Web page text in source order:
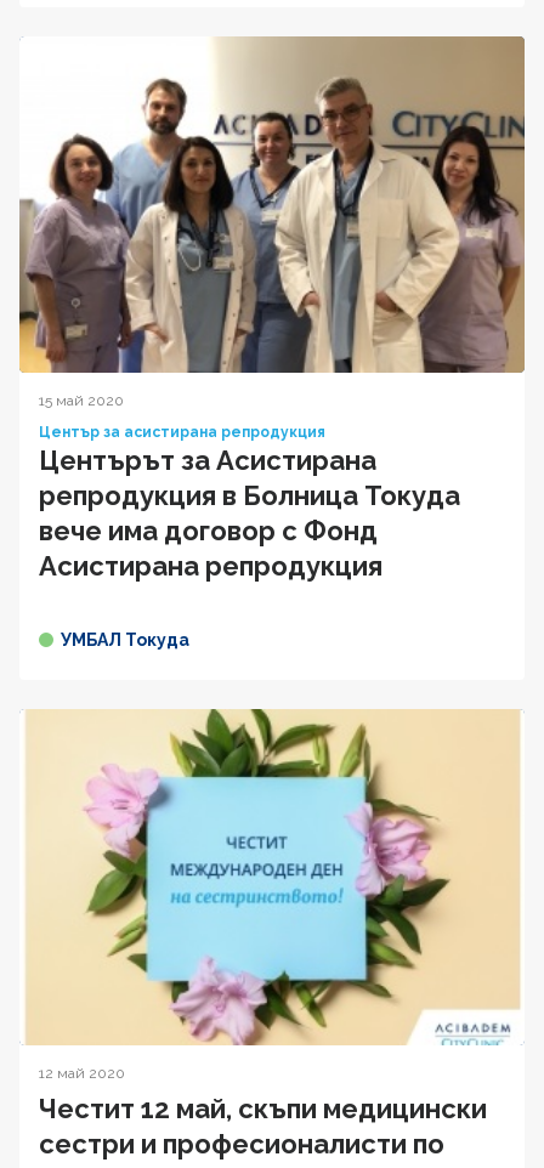
15 май 2020
Център за асистирана репродукция
Центърът за Асистирана
репродукция в Болница Токуда
вече има договор с Фонд
Асистирана репродукция
УМБАЛ Токуда
12 май 2020
Честит 12 май, скъпи медицински
сестри и професионалисти по